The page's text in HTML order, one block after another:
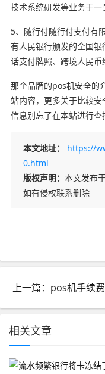
技术系统研发等业务于一
5、随行付随行付支付有
有人民银行颁发的全国
话支付牌照、跨境人民币
那个品牌的pos机安全的
站内容，更多关于比较
信息别忘了在本站进行查
本文地址：
https://
0.html
版权声明： 本文发布
如有侵权联系删除
相关文章